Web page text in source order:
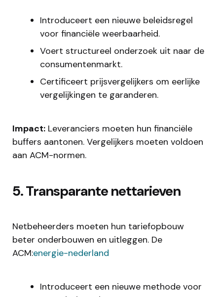
Introduceert een nieuwe beleidsregel
voor financiële weerbaarheid.
Voert structureel onderzoek uit naar de
consumentenmarkt.
Certificeert prijsvergelijkers om eerlijke
vergelijkingen te garanderen.
Impact: Leveranciers moeten hun financiële
buffers aantonen. Vergelijkers moeten voldoen
aan ACM-normen.
5. Transparante nettarieven
Netbeheerders moeten hun tariefopbouw
beter onderbouwen en uitleggen. De
ACM:energie-nederland
Introduceert een nieuwe methode voor